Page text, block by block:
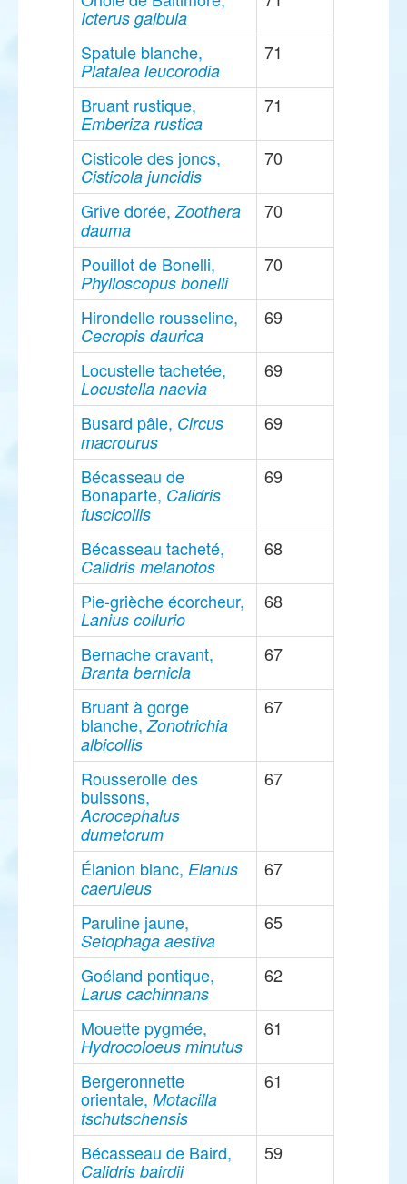
Icterus galbula
Spatule blanche,
Platalea leucorodia
71
Bruant rustique,
Emberiza rustica
71
Cisticole des joncs,
Cisticola juncidis
70
Grive dorée,Zoothera
dauma
70
Pouillot de Bonelli,
Phylloscopus bonelli
70
Hirondelle rousseline,
Cecropis daurica
69
Locustelle tachetée,
Locustella naevia
69
Busard pâle, Circus
macrourus
69
Bécasseau de
Bonaparte, Calidris
fuscicollis
69
Bécasseau tacheté,
Calidris melanotos
68
Pie-grièche écorcheur,
Lanius collurio
68
Bernache cravant,
Branta bernicla
67
Bruant à gorge
blanche,Zonotrichia
albicollis
67
Rousserolle des
buissons,
Acrocephalus
dumetorum
67
Élanion blanc, Elanus
caeruleus
67
Paruline jaune,
Setophaga aestiva
65
Goéland pontique,
Larus cachinnans
62
Mouette pygmée,
Hydrocoloeus minutus
61
Bergeronnette
orientale, Motacilla
tschutschensis
61
Bécasseau de Baird,
Calidris bairdii
59